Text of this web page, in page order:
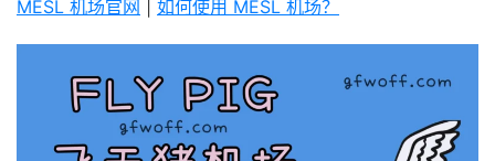
MESL 机场官网 如何使用 MESL 机场？